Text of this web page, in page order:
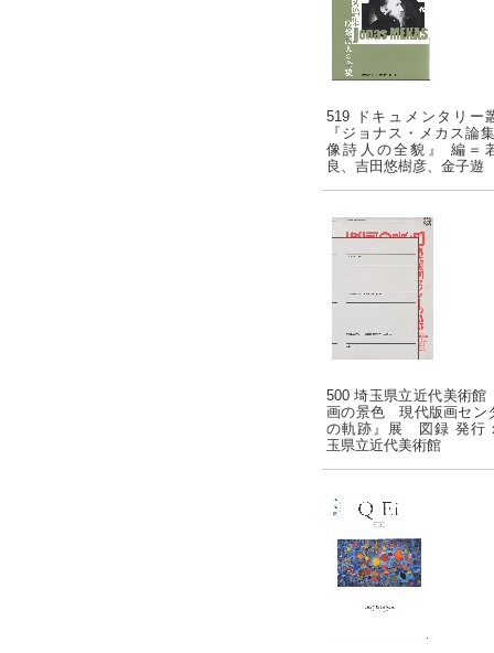
519 ドキュメンタリー
『ジョナス・メカス論
像詩人の全貌』 編＝
良、吉田悠樹彦、金子遊
500 埼玉県立近代美術館
画の景色 現代版画セン
の軌跡』展 図録 発行
玉県立近代美術館